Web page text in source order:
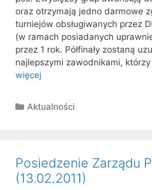
oraz otrzymają jedno darmowe
turniejów obsługiwanych przez
(w ramach posiadanych
przez 1 rok. Półfinały zostaną
najlepszymi zawodnikami,
więcej
Kategorie
Aktualności
Posiedzenie Zarządu
(13.02.2011)